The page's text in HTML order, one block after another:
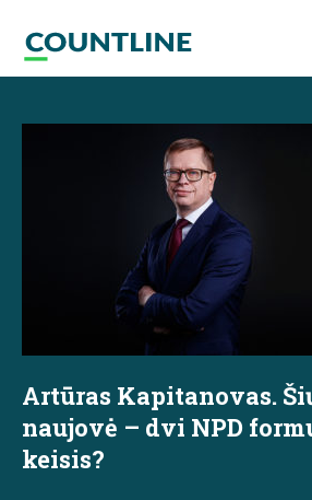
Artūras Kapitanovas.
naujovė – dvi NPD
keisis?